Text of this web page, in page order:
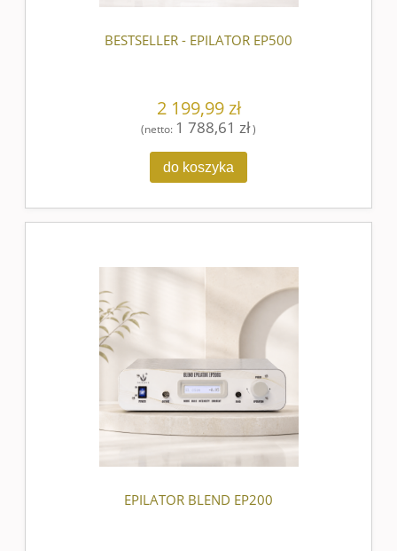
BESTSELLER - EPILATOR EP500
2 199,99 zł
(netto: 1 788,61 zł)
do koszyka
EPILATOR BLEND EP200